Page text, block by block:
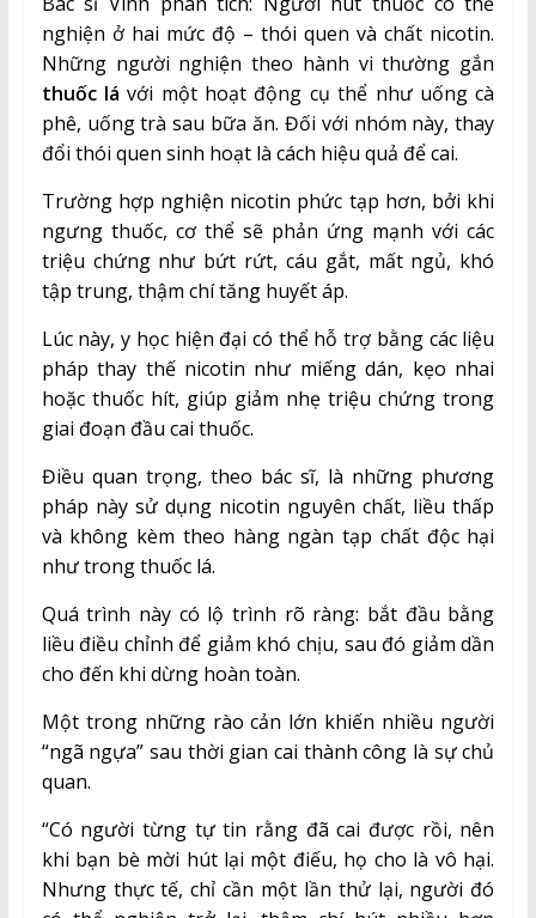
nghiện ở hai mức độ – thói quen và chất nicotin.
Những người nghiện theo hành vi thường gắn
thuốc lá với một hoạt động cụ thể như uống cà
phê, uống trà sau bữa ăn. Đối với nhóm này, thay
đổi thói quen sinh hoạt là cách hiệu quả để cai.
Trường hợp nghiện nicotin phức tạp hơn, bởi khi
ngưng thuốc, cơ thể sẽ phản ứng mạnh với các
triệu chứng như bứt rứt, cáu gắt, mất ngủ, khó
tập trung, thậm chí tăng huyết áp.
Lúc này, y học hiện đại có thể hỗ trợ bằng các liệu
pháp thay thế nicotin như miếng dán, kẹo nhai
hoặc thuốc hít, giúp giảm nhẹ triệu chứng trong
giai đoạn đầu cai thuốc.
Điều quan trọng, theo bác sĩ, là những phương
pháp này sử dụng nicotin nguyên chất, liều thấp
và không kèm theo hàng ngàn tạp chất độc hại
như trong thuốc lá.
Quá trình này có lộ trình rõ ràng: bắt đầu bằng
liều điều chỉnh để giảm khó chịu, sau đó giảm dần
cho đến khi dừng hoàn toàn.
Một trong những rào cản lớn khiến nhiều người
“ngã ngựa” sau thời gian cai thành công là sự chủ
quan.
“Có người từng tự tin rằng đã cai được rồi, nên
khi bạn bè mời hút lại một điếu, họ cho là vô hại.
Nhưng thực tế, chỉ cần một lần thử lại, người đó